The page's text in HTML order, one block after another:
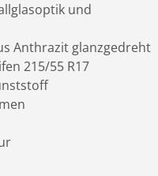
und
Anthrazit glanzgedreht
215/55 R17